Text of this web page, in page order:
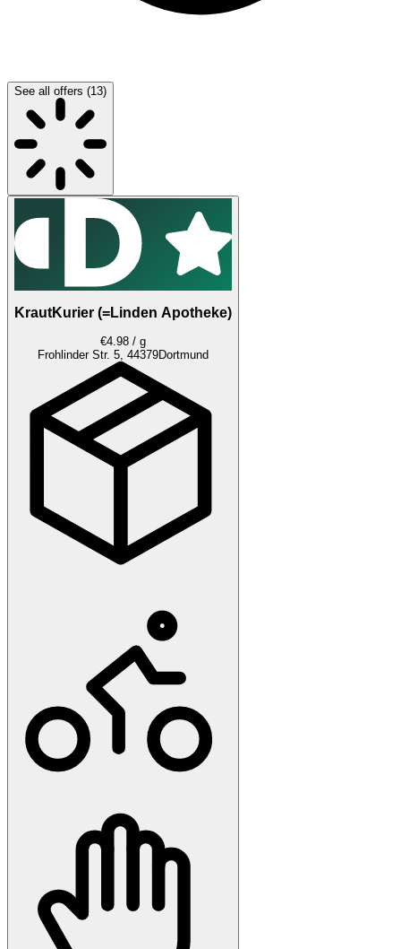
See all offers (13)
KrautKurier (=Linden Apotheke)
€4.98 / g
Frohlinder Str. 5, 44379Dortmund